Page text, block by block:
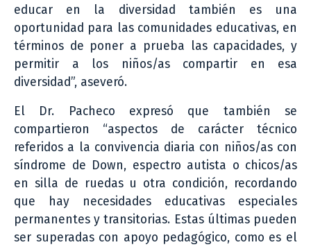
educar en la diversidad también es una
oportunidad para las comunidades educativas, en
términos de poner a prueba las capacidades, y
permitir a los niños/as compartir en esa
diversidad”, aseveró.
El Dr. Pacheco expresó que también se
compartieron “aspectos de carácter técnico
referidos a la convivencia diaria con niños/as con
síndrome de Down, espectro autista o chicos/as
en silla de ruedas u otra condición, recordando
que hay necesidades educativas especiales
permanentes y transitorias. Estas últimas pueden
ser superadas con apoyo pedagógico, como es el